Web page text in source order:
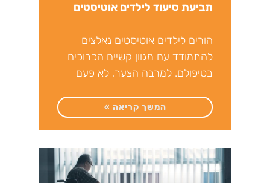
תביעת סיעוד לילדים אוטיסטים
הורים לילדים אוטיסטים נאלצים
להתמודד עם מגוון קשיים הכרוכים
בטיפולם. למרבה הצער, לא פעם
הנובעת
המשך קריאה »